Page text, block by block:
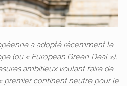
a adopté récemment le
(ou « European Green Deal »),
ambitieux voulant faire de
« premier continent neutre pour le